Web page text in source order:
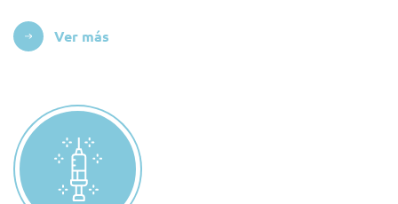
Ver más